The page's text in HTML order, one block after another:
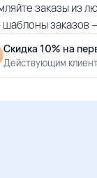
заказы из
шаблоны заказов
Скидка 10% на
Действующим